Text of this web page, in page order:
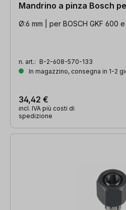
Mandrino a pinza Bosch
Ø:6 mm | per BOSCH GKF 600 e
n. art.: B-2-608-570-133
In magazzino, consegna in 1-2
34,42 €
incl. IVA più costi di
spedizione